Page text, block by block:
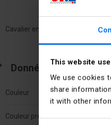
This website
We use cookies
share
it with other
Cavalier enfichable / qté. moitié.
Données techniques
Couleur
Couleur précise